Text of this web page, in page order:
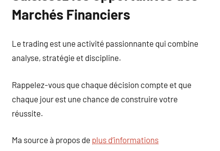
Marchés Financiers
Le trading est une activité passionnante qui combine
analyse, stratégie et discipline.
Rappelez-vous que chaque décision compte et que
chaque jour est une chance de construire votre
réussite.
Ma source à propos de plus d’informations